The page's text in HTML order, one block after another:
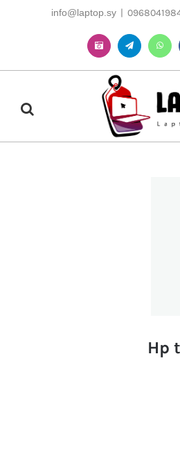
|
info@laptop.sy
WhatsApp
Telegram
Instagram
Hp